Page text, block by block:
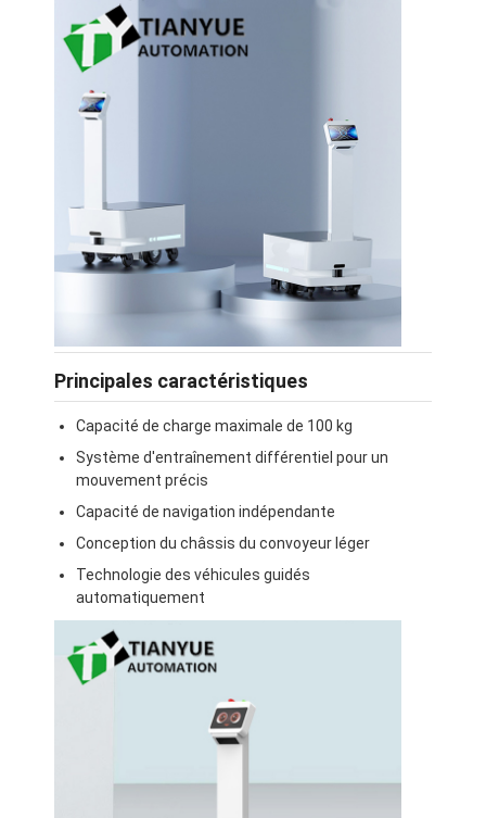
Principales caractéristiques
Capacité de charge maximale de 100 kg
Système d'entraînement différentiel pour un
mouvement précis
Capacité de navigation indépendante
Conception du châssis du convoyeur léger
Technologie des véhicules guidés
automatiquement